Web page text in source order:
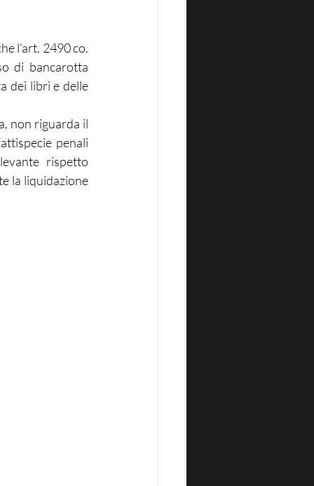
l’art. 2490 co.
di bancarotta
dei libri e delle
non riguarda il
penali
rispetto
la liquidazione